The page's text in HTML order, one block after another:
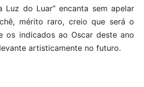
Luz do Luar” encanta sem apelar
mérito raro, creio que será o
os indicados ao Oscar deste ano
artisticamente no futuro.